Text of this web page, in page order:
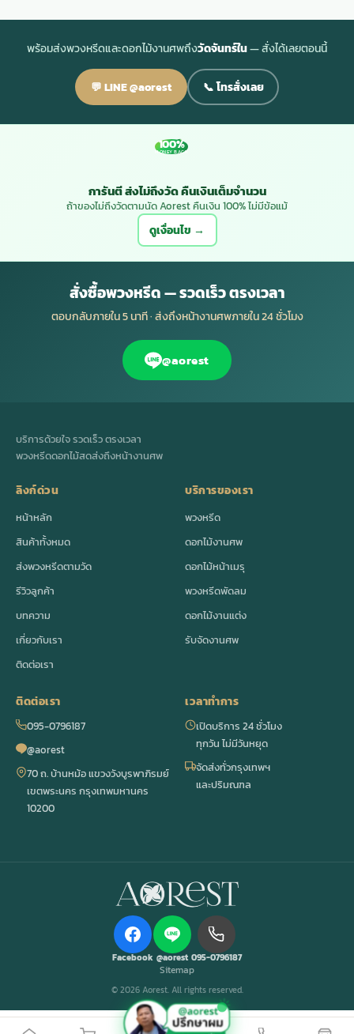
พร้อมส่งพวงหรีดและดอกไม้งานศพถึงวัดจันทร์ใน— สั่งได้เลยตอนนี้
💬 LINE @aorest 📞 โทรสั่งเลย
100%
MONEY BACK
การันตี ส่งไม่ถึงวัด คืนเงินเต็มจำนวน
ถ้าของไม่ถึงวัดตามนัด Aorest คืนเงิน 100% ไม่มีข้อแม้
ดูเงื่อนไข →
สั่งซื้อพวงหรีด — รวดเร็ว ตรงเวลา
ตอบกลับภายใน 5 นาที · ส่งถึงหน้างานศพภายใน 24 ชั่วโมง
@aorest
บริการด้วยใจ รวดเร็ว ตรงเวลา
พวงหรีดดอกไม้สดส่งถึงหน้างานศพ
ลิงก์ด่วน
หน้าหลัก
สินค้าทั้งหมด
ส่งพวงหรีดตามวัด
รีวิวลูกค้า
บทความ
เกี่ยวกับเรา
ติดต่อเรา
บริการของเรา
พวงหรีด
ดอกไม้งานศพ
ดอกไม้หน้าเมรุ
พวงหรีดพัดลม
ดอกไม้งานแต่ง
รับจัดงานศพ
ติดต่อเรา
095-0796187
@aorest
70 ถ. บ้านหม้อ แขวงวังบูรพาภิรมย์
เขตพระนคร กรุงเทพมหานคร
10200
เวลาทำการ
เปิดบริการ 24 ชั่วโมง
ทุกวัน ไม่มีวันหยุด
จัดส่งทั่วกรุงเทพฯ
และปริมณฑล
Facebook @aorest 095-0796187
Sitemap
© 2026 Aorest. All rights reserved.